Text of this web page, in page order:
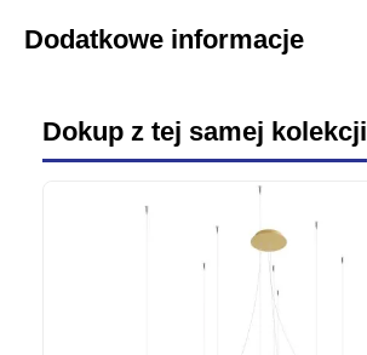
Dodatkowe informacje
Dokup z tej samej kolekcji